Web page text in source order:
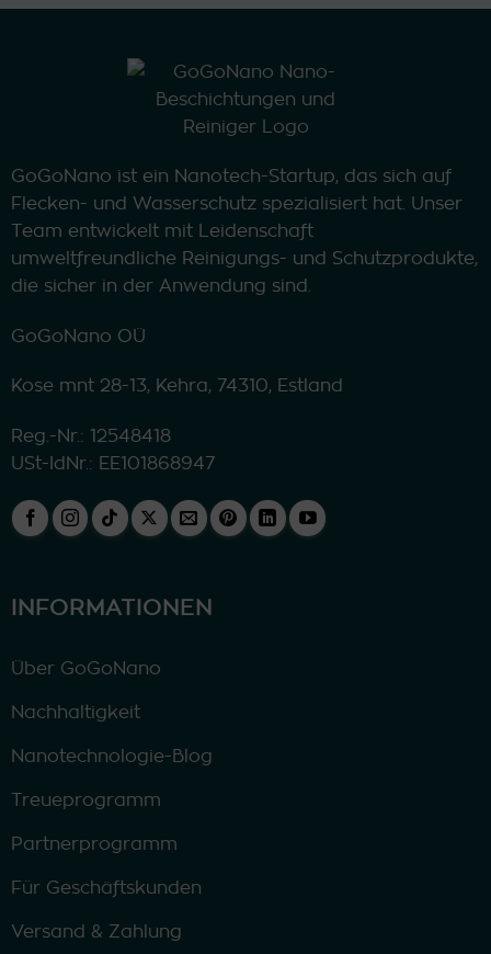
Die
werden
Optionen
können
der
Produktseite
gewählt
werden
GoGoNano ist ein Nanotech-Startup, das sich auf
Flecken- und Wasserschutz spezialisiert hat. Unser
Team entwickelt mit Leidenschaft
umweltfreundliche Reinigungs- und Schutzprodukte,
die sicher in der Anwendung sind.
GoGoNano OÜ
Kose mnt 28-13, Kehra, 74310, Estland
Reg.-Nr.: 12548418
USt-IdNr.: EE101868947
INFORMATIONEN
Über GoGoNano
Nachhaltigkeit
Nanotechnologie-Blog
Treueprogramm
Partnerprogramm
Für Geschäftskunden
Versand & Zahlung